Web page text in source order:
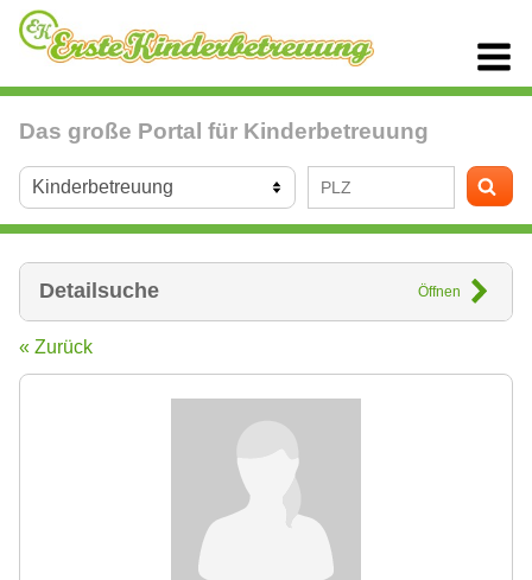
Das große Portal für Kinderbetreuung
Detailsuche Öffnen
« Zurück